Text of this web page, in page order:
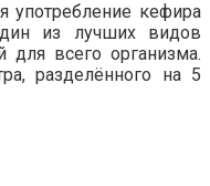
употребление кефира
из лучших видов
для всего организма.
разделённого на 5